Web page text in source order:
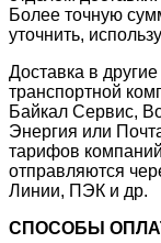
Более точную
уточнить,
Доставка в
транспортной
Байкал Сервис,
Энергия или
тарифов
отправляются
Линии, ПЭК и др.
СПОСОБЫ